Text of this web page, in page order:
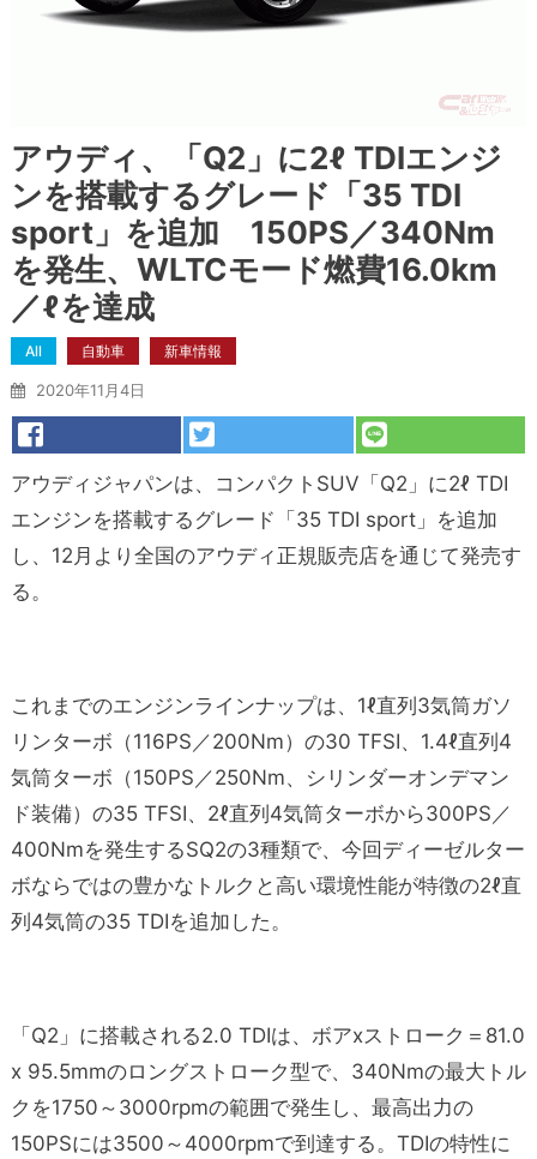
アウディ、「Q2」に2ℓ TDIエンジ
ンを搭載するグレード「35 TDI
sport」を追加 150PS／340Nm
を発生、WLTCモード燃費16.0km
／ℓを達成
All 自動車 新車情報
2020年11月4日
アウディジャパンは、コンパクトSUV「Q2」に2ℓ TDI
エンジンを搭載するグレード「35 TDI sport」を追加
し、12月より全国のアウディ正規販売店を通じて発売す
る。
これまでのエンジンラインナップは、1ℓ直列3気筒ガソ
リンターボ（116PS／200Nm）の30 TFSI、1.4ℓ直列4
気筒ターボ（150PS／250Nm、シリンダーオンデマン
ド装備）の35 TFSI、2ℓ直列4気筒ターボから300PS／
400Nmを発生するSQ2の3種類で、今回ディーゼルター
ボならではの豊かなトルクと高い環境性能が特徴の2ℓ直
列4気筒の35 TDIを追加した。
「Q2」に搭載される2.0 TDIは、ボアxストローク＝81.0
x 95.5mmのロングストローク型で、340Nmの最大トル
クを1750～3000rpmの範囲で発生し、最高出力の
150PSには3500～4000rpmで到達する。TDIの特性に